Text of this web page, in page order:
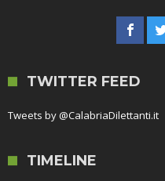
TWITTER FEED
Tweets by @CalabriaDilettanti.it
TIMELINE